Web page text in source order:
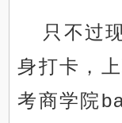
只不过
身打卡，
考商学院ba